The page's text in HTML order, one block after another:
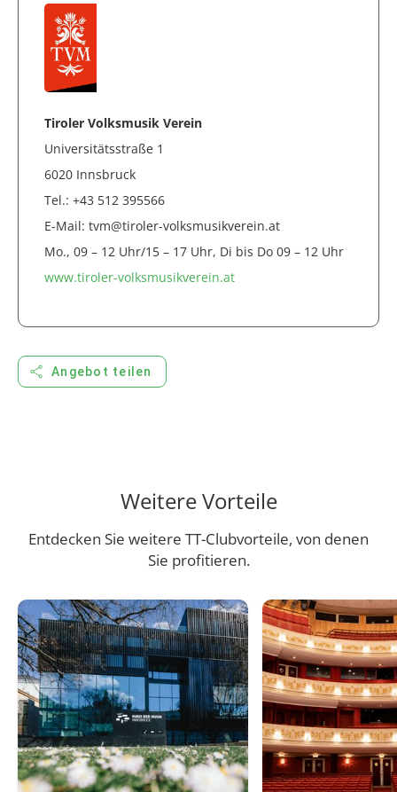
Tiroler Volksmusik Verein
Universitätsstraße 1
6020 Innsbruck
Tel.: +43 512 395566
E-Mail: tvm@tiroler-volksmusikverein.at
Mo., 09 – 12 Uhr/15 – 17 Uhr, Di bis Do 09 – 12 Uhr
www.tiroler-volksmusikverein.at
share Angebot teilen
Weitere Vorteile
Entdecken Sie weitere TT-Clubvorteile, von denen
Sie profitieren.